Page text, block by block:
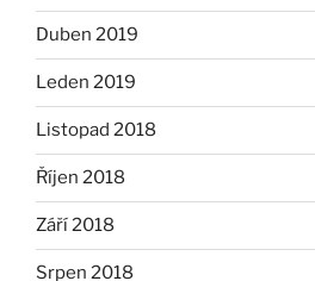
Duben 2019
Leden 2019
Listopad 2018
Říjen 2018
Září 2018
Srpen 2018